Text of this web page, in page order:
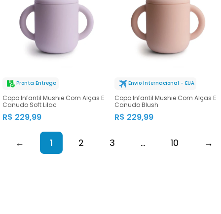
Pronta Entrega
Copo Infantil Mushie Com Alças E
Canudo Soft Lilac
R$ 229,99
Envio Internacional - EUA
Copo Infantil Mushie Com Alças E
Canudo Blush
R$ 229,99
← 1 2 3 ... 10 →